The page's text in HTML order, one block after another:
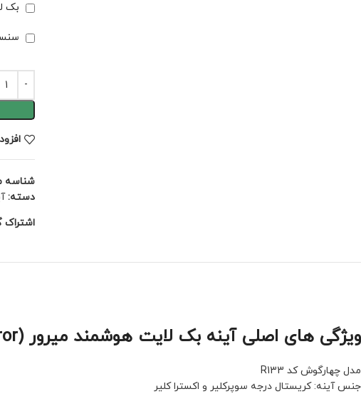
بک
شناسه
دسته:
اشتراک
ویژگی های اصلی آینه بک لایت هوشمند میرور (Mirror) کد R133:
مدل چهارگوش کد R133
جنس آینه: کریستال درجه سوپرکلیر و اکسترا کلیر